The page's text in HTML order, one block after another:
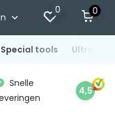
0 0
Special tools
Snelle
4,5